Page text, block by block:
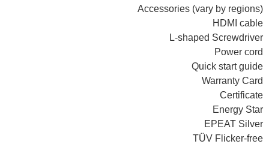
Accessories (vary by regions)
HDMI cable
L-shaped Screwdriver
Power cord
Quick start guide
Warranty Card
Certificate
Energy Star
EPEAT Silver
TÜV Flicker-free